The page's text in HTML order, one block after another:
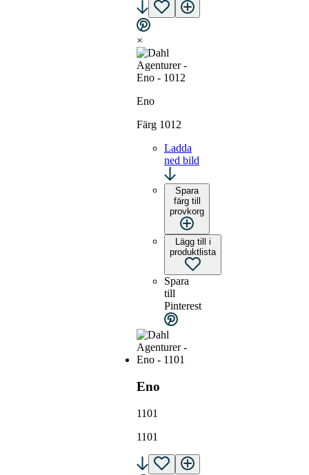
×
Eno
Färg 1012
Ladda
ned bild
Spara
färg till
provkorg
Lägg till i
produktlista
Spara
till
Pinterest
Eno
1101
1101